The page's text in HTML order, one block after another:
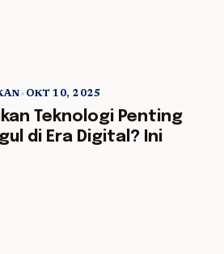
5 min read
• OKT 10, 2025
Teknologi Penting
di Era Digital? Ini